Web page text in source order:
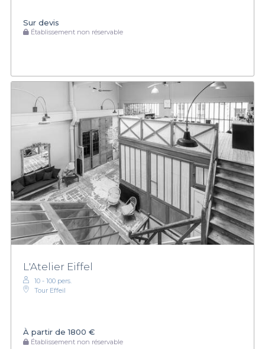
Sur devis
Établissement non réservable
L'Atelier Eiffel
10 - 100 pers.
Tour Effeil
À partir de1800 €
Établissement non réservable